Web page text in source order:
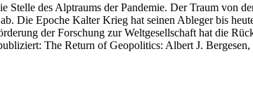
Stelle des Alptraums der Pandemie. Der Traum von
Die Epoche Kalter Krieg hat seinen Ableger bis
der Forschung zur Weltgesellschaft hat die
The Return of Geopolitics: Albert J.